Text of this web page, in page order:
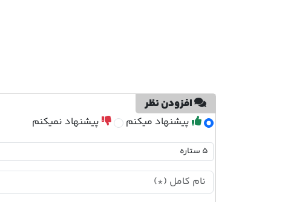
افزودن نظر
پیشنهاد میکنم پیشنهاد نمیکنم